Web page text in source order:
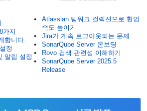
가지
합니다.
정
알림 설정
Atlassian 팀워크 컬렉션으로 협업
속도 높이기
Jira가 계속 로그아웃되는 문제
SonarQube Server 온보딩
Rovo 검색 관련성 이해하기
SonarQube Server 2025.5
Release